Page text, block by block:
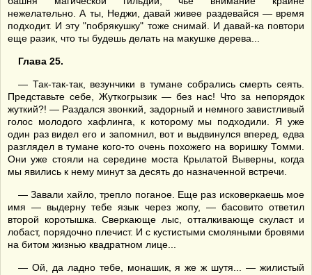
нежелательно. А ты, Неджи, давай живее раздевайся — время
подходит. И эту "побрякушку" тоже снимай. И давай-ка повтори
еще разик, что ты будешь делать на макушке дерева...
Глава 25.
— Так-так-так, везунчики в тумане собрались смерть сеять.
Представьте себе, Жуткогрызик — без нас! Что за непорядок
жуткий?! — Раздался звонкий, задорный и немного завистливый
голос молодого хафлинга, к которому мы подходили. Я уже
один раз видел его и запомнил, вот и выдвинулся вперед, едва
разглядел в тумане кого-то очень похожего на воришку Томми.
Они уже стояли на середине моста Крылатой Выверны, когда
мы явились к нему минут за десять до назначенной встречи.
— Завали хайло, трепло поганое. Еще раз исковеркаешь мое
имя — выдерну тебе язык через жопу, — басовито ответил
второй коротышка. Сверкающе лыс, отталкивающе скуласт и
лобаст, порядочно плечист. И с кустистыми смоляными бровями
на битом жизнью квадратном лице...
— Ой, да ладно тебе, монашик, я же ж шутя... — жилистый